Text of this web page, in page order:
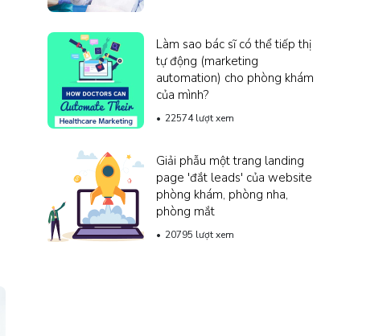
Làm sao bác sĩ có thể tiếp thị
tự động (marketing
automation) cho phòng khám
của mình?
22574 lượt xem
Giải phẫu một trang landing
page 'đắt leads' của website
phòng khám, phòng nha,
phòng mắt
20795 lượt xem